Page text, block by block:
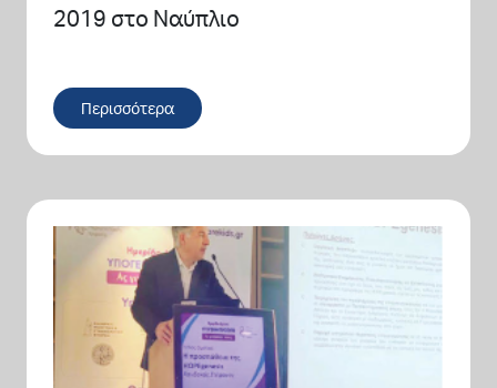
2019 στο Ναύπλιο
Περισσότερα